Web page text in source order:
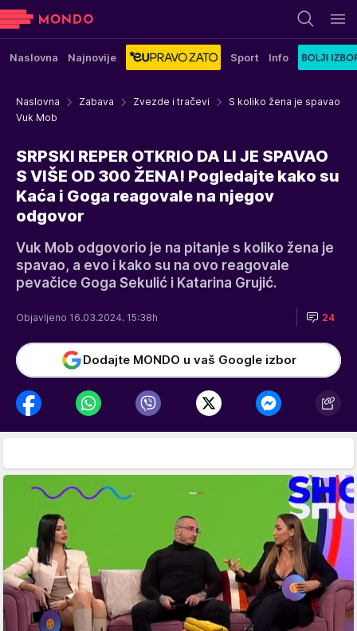
Naslovna Najnovije Sport Info
Naslovna Zabava Zvezde i tračevi
S koliko žena je spavao
Vuk Mob
SRPSKI REPER OTKRIO DA LI JE SPAVAO
S VIŠE OD 300 ŽENA! Pogledajte kako su
Kaća i Goga reagovale na njegov
odgovor
Vuk Mob odgovorio je na pitanje s koliko žena je
spavao, a evo i kako su na ovo reagovale
pevačice Goga Sekulić i Katarina Grujić.
Objavljeno 16.03.2024. 15:38h 24
Dodajte MONDO u vaš Google izbor